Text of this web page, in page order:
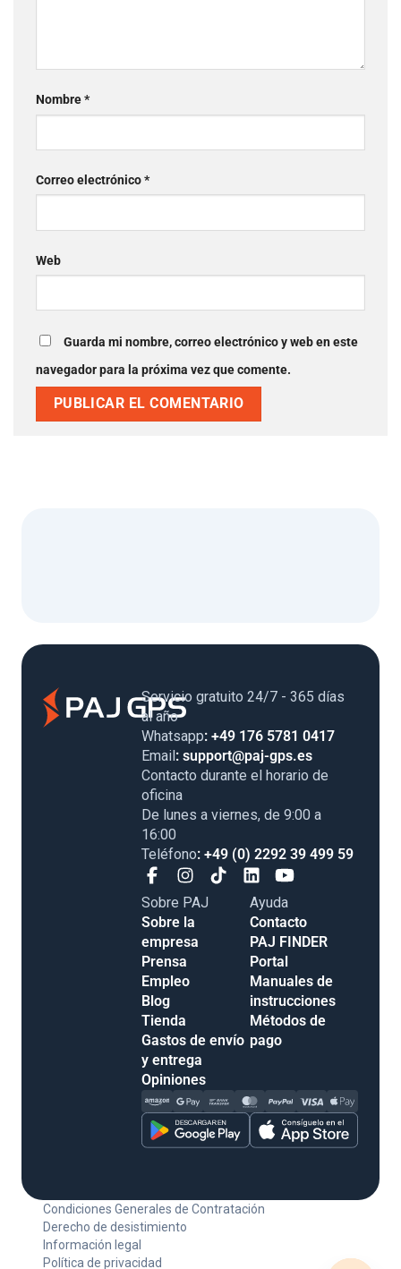
Nombre*
Correo electrónico*
Web
Guarda mi nombre, correo electrónico y web en este
navegador para la próxima vez que comente.
Servicio gratuito 24/7 - 365 días
al año
Whatsapp: +49 176 5781 0417
Email: support@paj-gps.es
Contacto durante el horario de
oficina
De lunes a viernes, de 9:00 a
16:00
Teléfono: +49 (0) 2292 39 499 59
Sobre PAJ
Sobre la
empresa
Prensa
Empleo
Blog
Tienda
Gastos de envío
y entrega
Opiniones
Ayuda
Contacto
PAJ FINDER
Portal
Manuales de
instrucciones
Métodos de
pago
Condiciones Generales de Contratación
Derecho de desistimiento
Información legal
Política de privacidad